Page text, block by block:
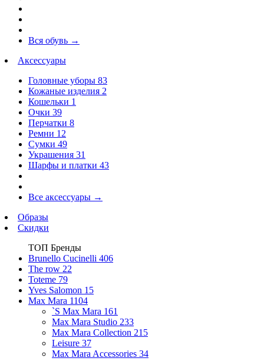
Вся обувь →
Аксессуары
Головные уборы 83
Кожаные изделия 2
Кошельки 1
Очки 39
Перчатки 8
Ремни 12
Сумки 49
Украшения 31
Шарфы и платки 43
Все аксессуары →
Образы
Скидки
ТОП Бренды
Brunello Cucinelli 406
The row 22
Toteme 79
Yves Salomon 15
Max Mara 1104
`S Max Mara 161
Max Mara Studio 233
Max Mara Collection 215
Leisure 37
Max Mara Accessories 34